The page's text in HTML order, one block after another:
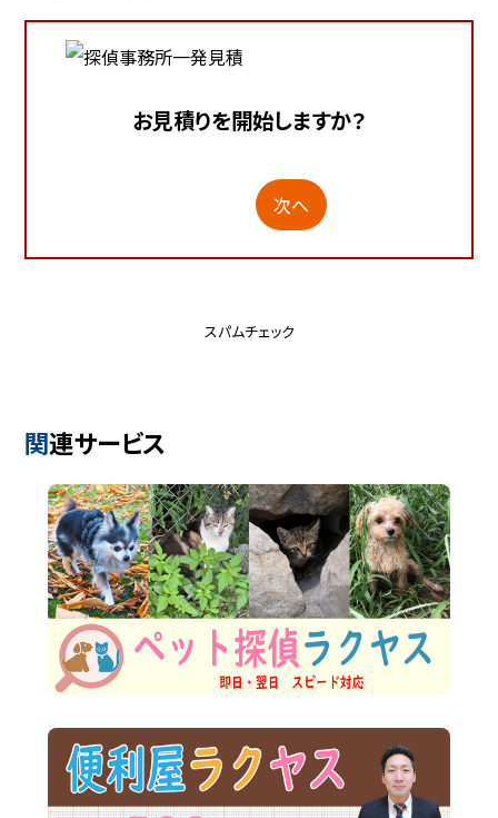
お見積りを開始しますか？
次へ
スパムチェック
関連サービス